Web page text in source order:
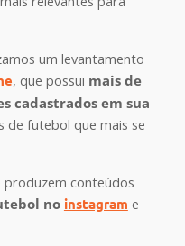
um levantamento
, que possui mais de
cadastrados em sua
de futebol que mais se
produzem conteúdos
no instagram e